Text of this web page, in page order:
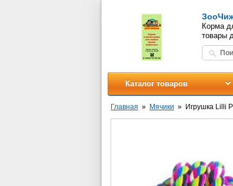
Корма
товары
Каталог товаров
Главная Мячики Игрушка Lilli